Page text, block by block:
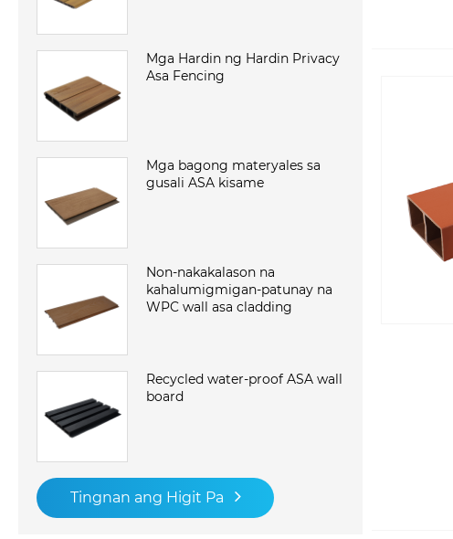
Mga Hardin ng Hardin Privacy
Asa Fencing
Mga bagong materyales sa
gusali ASA kisame
Non-nakakalason na
kahalumigmigan-patunay na
WPC wall asa cladding
Recycled water-proof ASA wall
board
Tingnan ang Higit Pa